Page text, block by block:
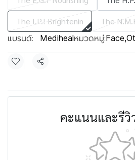
The I.P.I Brightenin
The
แบรนด์: Medihealหมวดหมู่:Face,
แชร์
คะแนนและรีวิ